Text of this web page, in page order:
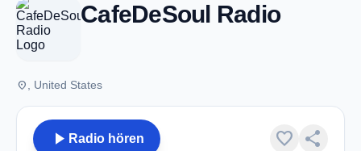
CafeDeSoul Radio
place , United States
play_arrow Radio hören favorite share